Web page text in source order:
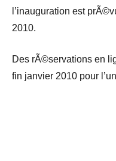
l’inauguration est
2010.
Des rÃ©servations en
fin janvier 2010 pour